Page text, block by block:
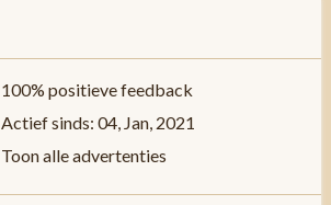
100% positieve feedback
Actief sinds: 04, Jan, 2021
Toon alle advertenties